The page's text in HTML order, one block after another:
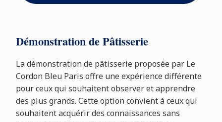
Démonstration de Pâtisserie
La démonstration de pâtisserie proposée par Le
Cordon Bleu Paris offre une expérience différente
pour ceux qui souhaitent observer et apprendre
des plus grands. Cette option convient à ceux qui
souhaitent acquérir des connaissances sans